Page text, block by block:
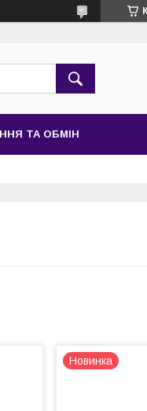
ТА ОБМІН
Новинка